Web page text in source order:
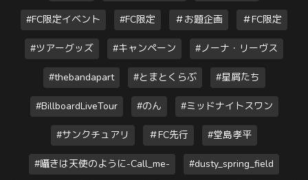
#FC限定イベント #FC限定 ＃お題企画 ＃FC限定
#ツアーグッズ #キャンペーン #ノーナ・リーヴス
#thebandapart #とまとくらぶ #星屑たち
#BillboardLiveTour #のん #ミッドナイトスワン
#サンクチュアリ ＃FC先行 #堂島孝平
#囁きは天使のように-Call_me- #dusty_spring_field